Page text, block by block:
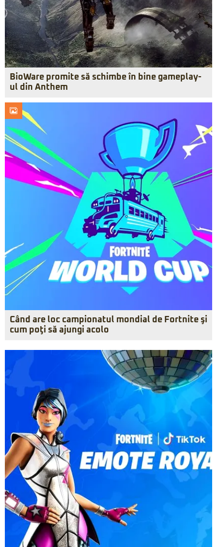
BioWare promite să schimbe în bine gameplay-
ul din Anthem
Când are loc campionatul mondial de Fortnite şi
cum poţi să ajungi acolo